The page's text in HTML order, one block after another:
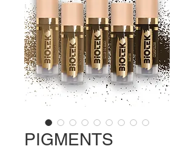
PIGMENTS